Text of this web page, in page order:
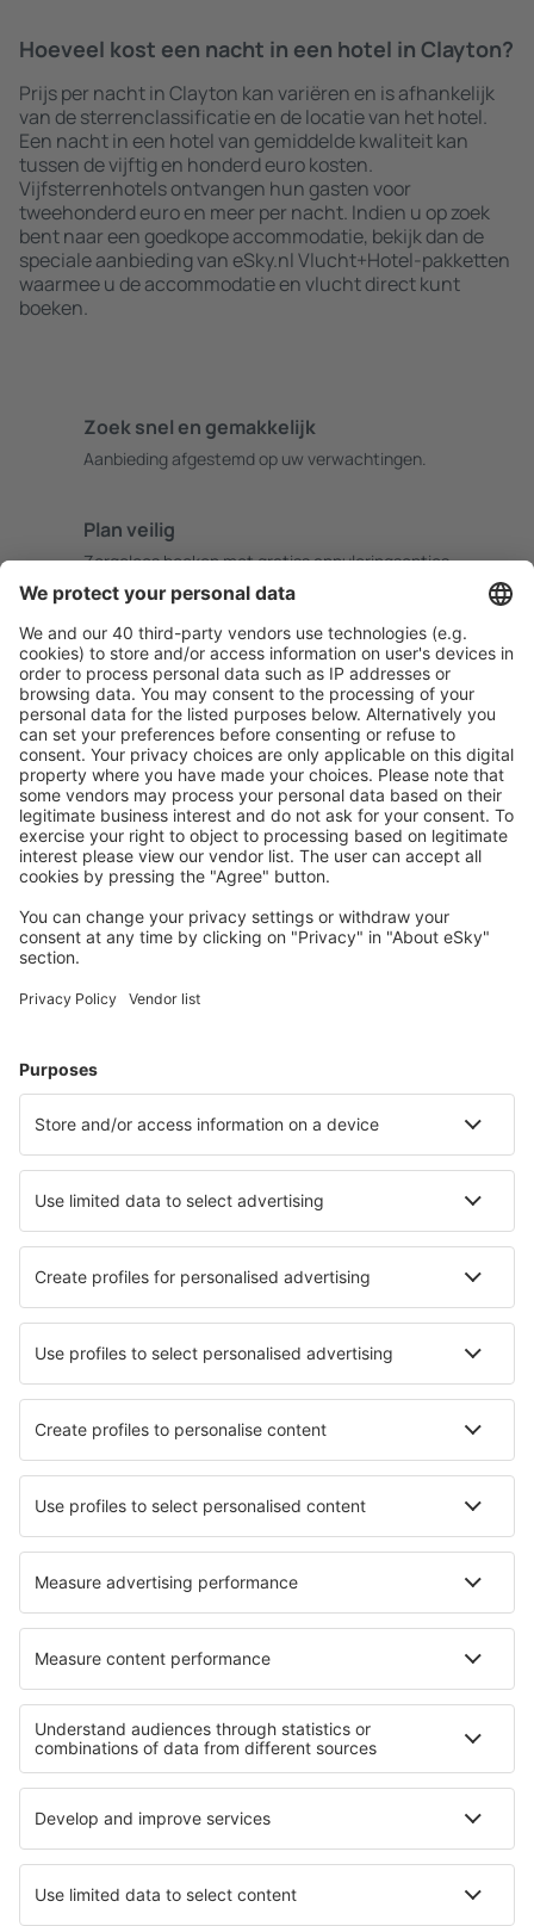
Hoeveel kost een nacht in een hotel in Clayton?
Prijs per nacht in Clayton kan variëren en is afhankelijk
van de sterrenclassificatie en de locatie van het hotel.
Een nacht in een hotel van gemiddelde kwaliteit kan
tussen de vijftig en honderd euro kosten.
Vijfsterrenhotels ontvangen hun gasten voor
tweehonderd euro en meer per nacht. Indien u op zoek
bent naar een goedkope accommodatie, bekijk dan de
speciale aanbieding van eSky.nl Vlucht+Hotel-pakketten
waarmee u de accommodatie en vlucht direct kunt
boeken.
Zoek snel en gemakkelijk
Aanbieding afgestemd op uw verwachtingen.
Plan veilig
Zorgeloos boeken met gratiss annuleringsopties.
Bespaar meer
Reisaanbiedingen en speciale aanbiedingen voor
geregistreerde gebruikers.
Accommodaties die u bevallen
Kies uit meer dan 1,3 miljoen accommodaties: hotels,
jeugdherbergen, appartementen en meer.
Hotels in de Verenigde Staten - Populaire steden
Hotels in Kissimmee Hotels in Kill Devil Hills
Hotels in Siesta Key Hotels in Cleveland
Beste hotels - steden
Hotels in Bad Soden am Taunus
Hotels in Saint-Martin-Vésubie Hotels in Joeuf
Hotels in Pluckley Hotels in Oksbrl Hotels in Coleshill
Hotels in Santa Catalina Island
Hotels in California Coast Hotels in Aspen
Hotels in Garmisch-Partenkirchen Hotels in Normandie
Hotels in Nationaal Park Drawa
Hotels in Val Thorens